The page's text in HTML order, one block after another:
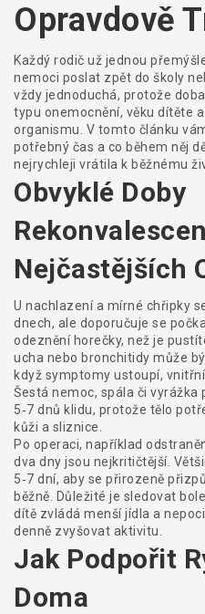
Opravdově
Každý rodič už jednou
nemoci poslat zpět do školy
vždy jednoduchá, protože
typu onemocnění, věku dítěte
organismu. V tomto článku
potřebný čas a co během něj
nejrychleji vrátila k běžnému
Obvyklé Doby
Nejčastějších
U nachlazení a mírné chřipky
dnech, ale doporučuje se
odeznění horečky, než je
ucha nebo bronchitidy může
když symptomy ustoupí,
Šestá nemoc, spála či
5‑7 dnů klidu, protože tělo
kůži a sliznice.
Po operaci, například
dva dny jsou nejkritičtější.
5‑7 dní, aby se přirozeně
běžně. Důležité je sledovat
dítě zvládá menší jídla a
denně zvyšovat aktivitu.
Jak Podpořit
Doma